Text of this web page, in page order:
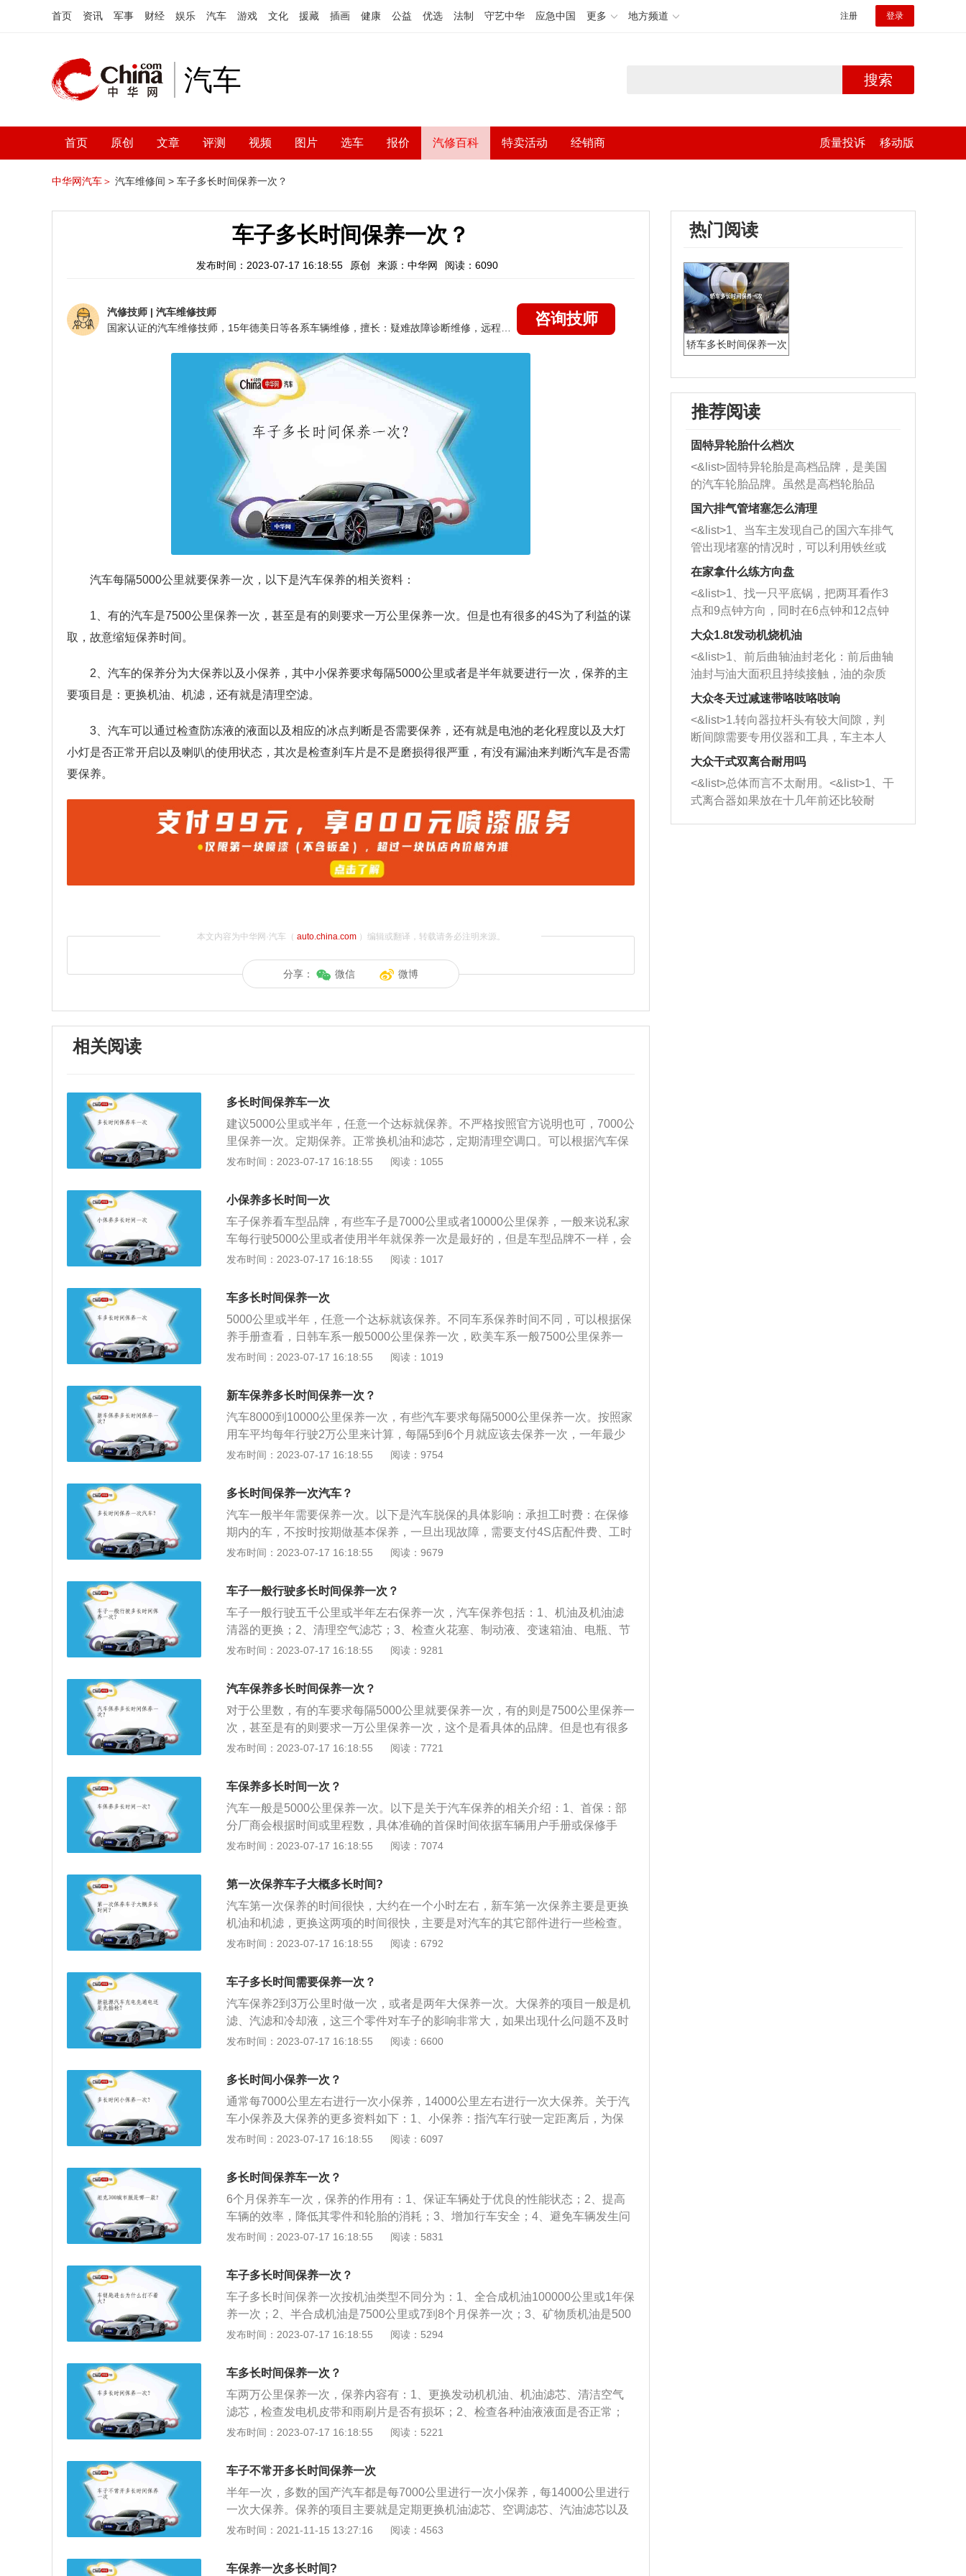
首页 资讯 军事 财经 娱乐 汽车 游戏 文化 援藏 插画 健康 公益 优选 法制 守艺中华 应急中国 更多 地方频道 注册 登录
汽车 搜索
首页 原创 文章 评测 视频 图片 选车 报价 汽修百科 特卖活动 经销商 质量投诉 移动版
中华网汽车＞ 汽车维修间 > 车子多长时间保养一次？
车子多长时间保养一次？
发布时间：2023-07-17 16:18:55 原创 来源：中华网 阅读：6090
汽修技师 | 汽车维修技师
咨询技师
汽车每隔5000公里就要保养一次，以下是汽车保养的相关资料：
1、有的汽车是7500公里保养一次，甚至是有的则要求一万公里保养一次。但是也有很多的4S为了利益的谋
取，故意缩短保养时间。
2、汽车的保养分为大保养以及小保养，其中小保养要求每隔5000公里或者是半年就要进行一次，保养的主
要项目是：更换机油、机滤，还有就是清理空滤。
3、汽车可以通过检查防冻液的液面以及相应的冰点判断是否需要保养，还有就是电池的老化程度以及大灯
小灯是否正常开启以及喇叭的使用状态，其次是检查刹车片是不是磨损得很严重，有没有漏油来判断汽车是否需
要保养。
本文内容为中华网·汽车（ auto.china.com）编辑或翻译，转载请务必注明来源。
分享： 微信 微博
相关阅读
多长时间保养车一次
建议5000公里或半年，任意一个达标就保养。不严格按照官方说明也可，7000公
里保养一次。定期保养。正常换机油和滤芯，定期清理空调口。可以根据汽车保
养手册上的建议合理的选择汽车保养时间。汽车的很多零部件和油液都需要定期
时，需要查看保养清单上的项目，以免有虚开或者是不必要的保养项目。1.对于1
500-2000公里的首次保养里程，当汽车达到这个里程时，就需要进行保养。第一
次维修，需要经过特别许可才能进行维修站。第一次保养时，需要检查并添加发
动机机油。之后还要添加和检查冷却液、洗液、制动液、动力转向液等，确保正
常运转。2.如果开车少，建议每半年至少保养一次:目前很多车主平时用车比较
间使用后会变质。此外，城市地区行驶速度大多较慢，行驶里程看似不多，但实
际上发动机的工作负荷并不小。3.小保养:保养周期一般在5000-8000公里之间，
需要更换的东西很简单，比如机油、机油滤清器、空滤清器、胎压等等。4.主要
的东西比较多，比如正时皮带，然后检查一下刹车油，然后再检查一下轮胎的磨
发布时间：2023-07-17 16:18:55 阅读：1055
小保养多长时间一次
车子保养看车型品牌，有些车子是7000公里或者10000公里保养，一般来说私家
车每行驶5000公里或者使用半年就保养一次是最好的，但是车型品牌不一样，会
导致保养周期也会有点区别。车辆的保养最好就要根据厂家所赠送的保养手册规
换空调滤芯、添加或者更换防冻液、添加制动液、更换转向助力油、更换汽油滤
清器、更换火花塞、更换变速箱油、检查刹车片、检查蓄电池的电量、更换轮
胎。
发布时间：2023-07-17 16:18:55 阅读：1017
车多长时间保养一次
5000公里或半年，任意一个达标就该保养。不同车系保养时间不同，可以根据保
养手册查看，日韩车系一般5000公里保养一次，欧美车系一般7500公里保养一
次。以下是汽车保养的相关资料：1、汽车的保养要求每隔5000公里或者是半年
汽车可以通过检查防冻液的液面以及相应的冰点判断是否需要保养，还有就是电
池的老化程度以及大灯小灯是否正常开启以及喇叭的使用状态，其次是检查刹车
片是不是磨损得很严重，有没有漏油来判断汽车是否需要保养。汽车保养的重要
性：1、保养汽车可以保证车辆处于优良的性能状态，可以随时出车，不用担心
车辆的技术状态问题。2、可以有效提高车辆的效率，降低油耗及其零件和轮胎
行车安全，保养的作用就是可以避免行车途中突然发生问题，从而保证人身安
全。4、避免车辆发生小毛病不断的危险，保养可以使得车辆整车性能提升，小
毛病也可以及时发现，并且及时处理。5、可以减少噪音和对环境的污染。保养
发布时间：2023-07-17 16:18:55 阅读：1019
新车保养多长时间保养一次？
汽车8000到10000公里保养一次，有些汽车要求每隔5000公里保养一次。按照家
用车平均每年行驶2万公里来计算，每隔5到6个月就应该去保养一次，一年最少
要保养两次。以下是汽车保养的相关介绍：外观检查：出车前检查车门、引擎
等情况。发动机及各种油液：检查发动机各部件的固定状况，检查发动机的各接
合面有无漏油、漏水。检查调整皮带的紧固，检查各部件的管路和导线的固定状
况。检查补充机油、冷却液、电解液。轮胎：检查轮胎磨损情况，清理行李箱。
接近轮胎磨损标记时，更换轮胎。检查轮胎是否鼓包、异常磨损、老化裂纹、硬
伤等。清洁润滑：清洁发动机舱盖、车门和行李箱铰链机构的油污，并进行润
却系统。由于制动系统的吸湿性，制动液每两年更换一次。
发布时间：2023-07-17 16:18:55 阅读：9754
多长时间保养一次汽车？
汽车一般半年需要保养一次。以下是汽车脱保的具体影响：承担工时费：在保修
期内的车，不按时按期做基本保养，一旦出现故障，需要支付4S店配件费、工时
费等。若出现由于电路问题，厂家不负责。不利于行车安全：由于机油与空气接
色会渐渐变黑，黏度也会逐渐下降，长时间不更换机油，这些沉淀物可能会阻塞
油道，导致发动机干磨，严重影响发动机的使用寿命。冒烟着火：冷却液的散热
性能下降，容易形成水垢，发动机水温偏高继续行驶容易冒烟着火。
发布时间：2023-07-17 16:18:55 阅读：9679
车子一般行驶多长时间保养一次？
车子一般行驶五千公里或半年左右保养一次，汽车保养包括：1、机油及机油滤
清器的更换；2、清理空气滤芯；3、检查火花塞、制动液、变速箱油、电瓶、节
气门和喷油嘴；4、检查轮胎及其胎压；5、检查底盘刹车片、刹车盘、刹车管
洁、补给、润滑、调整或更换某些零件的预防性工作，又称汽车维护，目的是保
持车容整洁、技术状况正常、消除隐患、预防故障发生、减缓劣化过程、延长使
用周期。
发布时间：2023-07-17 16:18:55 阅读：9281
汽车保养多长时间保养一次？
对于公里数，有的车要求每隔5000公里就要保养一次，有的则是7500公里保养一
次，甚至是有的则要求一万公里保养一次，这个是看具体的品牌。但是也有很多
的4S为了利益的谋取，故意缩短保养时间。以下是关于汽车保养的相关资料：
给、润滑、调整或更换某些零件的预防性工作，又称汽车维护。由于维护作业方
式不同，维护工艺流程也有所不同。维护作业方式有两种：定位作业法和流水作
业法。2、汽车保养范围：现代的汽车保养主要包含了对发动机系统、变速箱系
统、空调系统、冷却系统、燃油系统、动力转向系统等的保养范围。3、汽车保
养的目的：汽车保养的目的是保持车容整洁，技术状况正常，消除隐患，预防故
发布时间：2023-07-17 16:18:55 阅读：7721
车保养多长时间一次？
汽车一般是5000公里保养一次。以下是关于汽车保养的相关介绍：1、首保：部
分厂商会根据时间或里程数，具体准确的首保时间依据车辆用户手册或保修手
册。首保非常重要，而且免费，所以一定要记得去做，以免错过首保而影响汽车
清器、变速箱油、火花塞、空调滤清器、空气滤清器、制动液等。不过并不是每
一次保养所以都要更换，这取决于使用寿命。除此之外，保养还涉及到发动机、
变速箱、冷气系统、转向系统、制动系统、悬挂、车身、轮胎多个系统数十个项
目的检测与维护。
发布时间：2023-07-17 16:18:55 阅读：7074
第一次保养车子大概多长时间?
汽车第一次保养的时间很快，大约在一个小时左右，新车第一次保养主要是更换
机油和机滤，更换这两项的时间很快，主要是对汽车的其它部件进行一些检查。
以下是相关介绍：1、新车买回来以后，需要一段时间的磨合期，也就是平时说
好，这就是磨合起到的作用。2、机油对发动机来说非常重要，机油在发动机里
起到一定的润滑和清洁作用，如果发动机缺少机油，发动机就不能正常运转，涡
轮增压的汽车要使用全合成机油，自然吸气的汽车要使用半合成机油，因为涡轮
增压发动机在工作时，发动机的转速和温度都比较高，所以对润滑要求也比较
高，使用的机油和自然吸气的发动机也有所区别。
发布时间：2023-07-17 16:18:55 阅读：6792
车子多长时间需要保养一次？
汽车保养2到3万公里时做一次，或者是两年大保养一次。大保养的项目一般是机
滤、汽滤和冷却液，这三个零件对车子的影响非常大，如果出现什么问题不及时
处理，可能会对车子造成更大的损害。小保养一般情况下是每5000公里或6个月
关部分进行检查、清洁、补给、润滑、调整或更换某些零件的预防性工作，又称
汽车维护。2、汽车保养的目的是保持车容整洁，技术状况正常，消除隐患，预
防故障发生，减缓劣化过程，延长使用周期。
发布时间：2023-07-17 16:18:55 阅读：6600
多长时间小保养一次？
通常每7000公里左右进行一次小保养，14000公里左右进行一次大保养。关于汽
车小保养及大保养的更多资料如下：1、小保养：指汽车行驶一定距离后，为保
障车辆性能而在厂商规定的时间或里程做的常规保养项目。2、大保养：指在厂
的常规保养。3、大保养是基于小保养的存在，一般这两种保养交替进行。
发布时间：2023-07-17 16:18:55 阅读：6097
多长时间保养车一次？
6个月保养车一次，保养的作用有：1、保证车辆处于优良的性能状态；2、提高
车辆的效率，降低其零件和轮胎的消耗；3、增加行车安全；4、避免车辆发生问
题导致产生危险；5、可以减少噪音和对环境的污染；6、保持车辆外观整洁，防
发电机皮带、雨刷片是否有损坏；2、检查各种油液液面是否正常；3、检查轮胎
气压是否正常，轮胎有无吃胎、鼓包、损坏；4、检查汽车底盘，包括刹车片、
刹车盘、连杆、球头、球笼有无刮伤；5、检查全车的开关、灯光是否正常工
作。
发布时间：2023-07-17 16:18:55 阅读：5831
车子多长时间保养一次？
车子多长时间保养一次按机油类型不同分为：1、全合成机油100000公里或1年保
养一次；2、半合成机油是7500公里或7到8个月保养一次；3、矿物质机油是500
0公里或6个月更换一次。车子在保养时会对发动机、变速箱和底盘三大件来进行
车子保养的目的是保持车容整洁，技术状况正常，消除隐患，预防故障发生，减
缓劣化过程，延长使用周期。
发布时间：2023-07-17 16:18:55 阅读：5294
车多长时间保养一次？
车两万公里保养一次，保养内容有：1、更换发动机机油、机油滤芯、清洁空气
滤芯，检查发电机皮带和雨刷片是否有损坏；2、检查各种油液液面是否正常；
3、检查轮胎气压是否正常，轮胎有无吃胎、鼓包、损坏；4、检查汽车底盘，包
光是否正常工作。车子保养注意事项是：1、提前预约；2、平时开车时遇到一些
故障或者疑问将其记录下来，在保养登记时告诉工作人员。
发布时间：2023-07-17 16:18:55 阅读：5221
车子不常开多长时间保养一次
半年一次，多数的国产汽车都是每7000公里进行一次小保养，每14000公里进行
一次大保养。保养的项目主要就是定期更换机油滤芯、空调滤芯、汽油滤芯以及
更换冷冻液等。不常开的汽车容易出现一下问题：一是车漆容易氧化变旧，所以
车，发动机气缸、活塞表面的润滑油都可能会与空气中的氧气发生变化，形成胶
发布时间：2021-11-15 13:27:16 阅读：4563
车保养一次多长时间?
热门阅读
轿车多长时间保养一次
推荐阅读
固特异轮胎什么档次
<&list>固特异轮胎是高档品牌，是美国
的汽车轮胎品牌。虽然是高档轮胎品
牌，但是中高低端的轮胎都有生产，这
也是为了更好的开拓市场。
国六排气管堵塞怎么清理
<&list>1、当车主发现自己的国六车排气
管出现堵塞的情况时，可以利用铁丝或
者是细棍，直接将杂物给取出来，如果
堵塞情况比较严重，也可以采取应急措
施。 <&list>2、直接利用木棍将所有的
杂物推到排气管里面的位置处，然后将
三元催化器拆解开，就可以将堵塞的东
西取出来。但如果是因为积碳过多引起
的堵塞，就需要将三元催化器泡在草酸
洗剂对堵塞的情况得到解决，将清洗剂
放在燃油箱中，与燃油混合后，车辆启
动时，就可以和汽油一起进入到燃烧
室，最后形成废气排出，就可以让三元
催化器得到清洗，排气管堵塞的情况就
能够得到解决。
在家拿什么练方向盘
<&list>1、找一只平底锅，把两耳看作3
点和9点钟方向，同时在6点钟和12点钟
方向做一个标记。 <&list>2、双手握住
一圈半的练习，往右同样也要打相同的
圈数。 <&list>3、最后强调要反复练
习，这样就可以形成肌肉记忆，在真实
驾驶车辆时，不需要记忆也能打好方
向。
大众1.8t发动机烧机油
<&list>1、前后曲轴油封老化：前后曲轴
油封与油大面积且持续接触，油的杂质
和发动机内持续温度变化使其密封效果
逐渐减弱，导致渗油或漏油。<&list>2、
活塞间隙过大：积碳会使活塞环与缸体
的间隙扩大，导致机油流入燃烧室中，
造成烧机油。<&list>3、机油粘度。使用
机油粘度过小的话，同样会有烧机油现
象，机油粘度过小具有很好的流动性，
大众冬天过减速带咯吱咯吱响
<&list>1.转向器拉杆头有较大间隙，判
断间隙需要专用仪器和工具，车主本人
无法制作，需要将车辆送到修理厂或4s
店；<&list>2.车辆半轴套管防尘罩破
裂，破裂后会出现漏油现象，使半轴磨
损严重，磨损的半轴容易损坏，产生异
响；<&list>3.稳定器的转向胶套和球头
大众干式双离合耐用吗
<&list>总体而言不太耐用。<&list>1、干
式离合器如果放在十几年前还比较耐